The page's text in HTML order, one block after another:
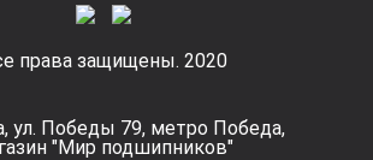
права защищены. 2020
ул. Победы 79, метро Победа,
"Мир подшипников"